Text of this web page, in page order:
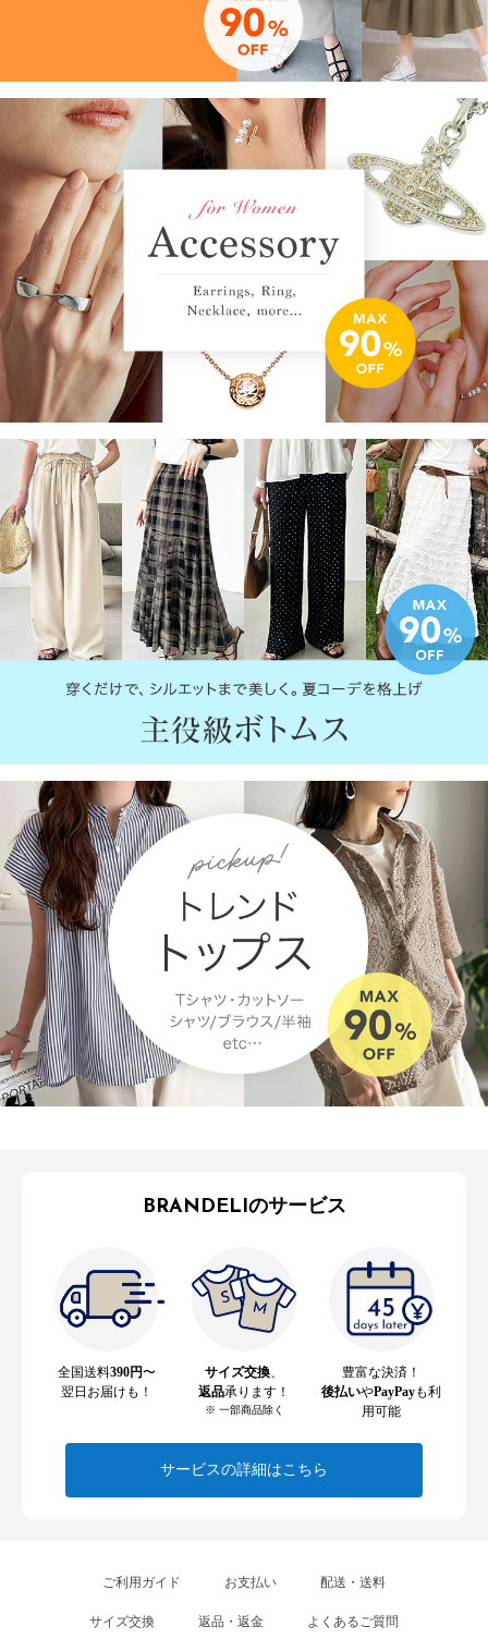
BRANDELIのサービス
全国送料390円〜
翌日お届けも！
サイズ交換
返品承ります！
※ 一部商品除く
豊富な決済！
後払いやPayPayも利
用可能
サービスの詳細はこちら
ご利用ガイド お支払い 配送・送料
サイズ交換 返品・返金 よくあるご質問